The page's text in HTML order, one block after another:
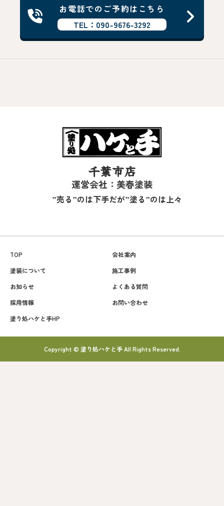
お電話でのご予約はこちら
TEL：090-9676-3292
千葉市店
運営会社：美春塗装
”売る”のは下手だが”塗る”のは上々
TOP
会社案内
塗装について
施工事例
お知らせ
よくある質問
採用情報
お問い合わせ
塗り処ハケと手HP
Copyright © 塗り処ハケと手 All Rights Reserved.